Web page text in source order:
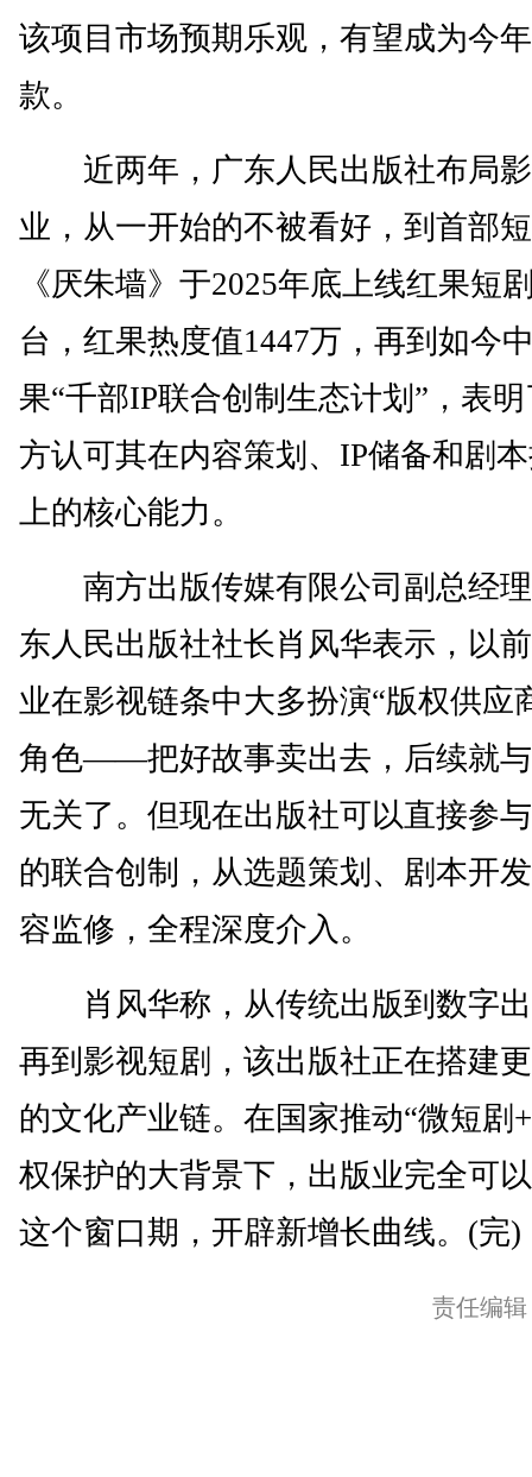
该项目市场预期乐观，有望成为今
款。
近两年，广东人民出版社布局
业，从一开始的不被看好，到首部
《厌朱墙》于2025年底上线红果短
台，红果热度值1447万，再到如今
果“千部IP联合创制生态计划”，表
方认可其在内容策划、IP储备和剧
上的核心能力。
南方出版传媒有限公司副总经
东人民出版社社长肖风华表示，以
业在影视链条中大多扮演“版权供应
角色——把好故事卖出去，后续就
无关了。但现在出版社可以直接参
的联合创制，从选题策划、剧本开
容监修，全程深度介入。
肖风华称，从传统出版到数字
再到影视短剧，该出版社正在搭建
的文化产业链。在国家推动“微短剧
权保护的大背景下，出版业完全可
这个窗口期，开辟新增长曲线。(完)
责任编